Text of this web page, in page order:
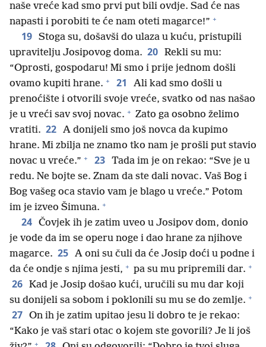
naše vreće kad smo prvi put bili ovdje. Sad će nas
napasti i porobiti te će nam oteti magarce!” +
19 Stoga su, došavši do ulaza u kuću, pristupili
upravitelju Josipovog doma. 20 Rekli su mu:
“Oprosti, gospodaru! Mi smo i prije jednom došli
ovamo kupiti hrane. + 21
Ali kad smo došli u
prenoćište i otvorili svoje vreće, svatko od nas našao
je u vreći sav svoj novac. + Zato ga osobno želimo
vratiti. 22 A donijeli smo još novca da kupimo
hrane. Mi zbilja ne znamo tko nam je prošli put stavio
novac u vreće.” + 23 Tada im je on rekao: “Sve je u
redu. Ne bojte se. Znam da ste dali novac. Vaš Bog i
Bog vašeg oca stavio vam je blago u vreće.” Potom
im je izveo Šimuna. +
24 Čovjek ih je zatim uveo u Josipov dom, donio
je vode da im se operu noge i dao hrane za njihove
magarce. 25 A oni su čuli da će Josip doći u podne i
da će ondje s njima jesti, + pa su mu pripremili dar. +
26 Kad je Josip došao kući, uručili su mu dar koji
su donijeli sa sobom i poklonili su mu se do zemlje. +
27 On ih je zatim upitao jesu li dobro te je rekao:
“Kako je vaš stari otac o kojem ste govorili? Je li još
+